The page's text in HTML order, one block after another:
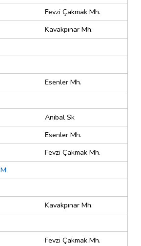
Fevzi Çakmak Mh.
Kavakpınar Mh.
Esenler Mh.
Anibal Sk
Esenler Mh.
Fevzi Çakmak Mh.
Kavakpınar Mh.
Fevzi Çakmak Mh.